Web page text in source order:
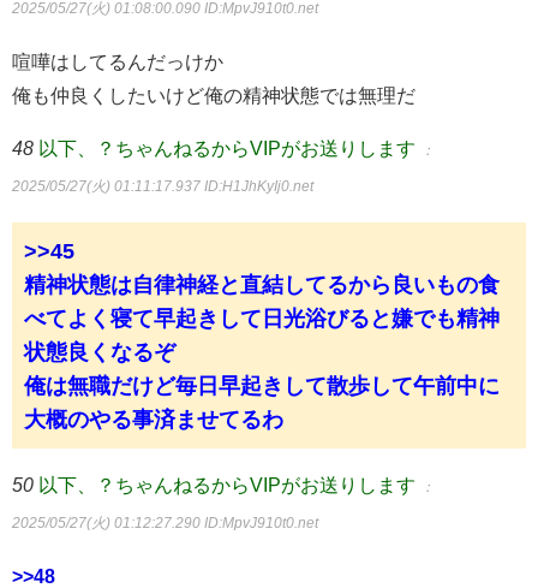
2025/05/27(火) 01:08:00.090 ID:MpvJ910t0.net
喧嘩はしてるんだっけか
俺も仲良くしたいけど俺の精神状態では無理だ
48 以下、？ちゃんねるからVIPがお送りします ：
2025/05/27(火) 01:11:17.937 ID:H1JhKyIj0.net
>>45
精神状態は自律神経と直結してるから良いもの食
べてよく寝て早起きして日光浴びると嫌でも精神
状態良くなるぞ
俺は無職だけど毎日早起きして散歩して午前中に
大概のやる事済ませてるわ
50 以下、？ちゃんねるからVIPがお送りします ：
2025/05/27(火) 01:12:27.290 ID:MpvJ910t0.net
>>48